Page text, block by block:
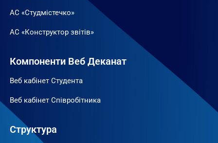
АС «Студмістечко»
АС «Конструктор звітів»
Компоненти Веб Деканат
Веб кабінет Студента
Веб кабінет Співробітника
Структура